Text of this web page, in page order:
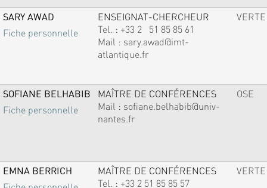
SARY AWAD
Fiche personnelle
ENSEIGNAT-CHERCHEUR
Tel. : +33 2 51 85 85 61
Mail : sary.awad@imt-
atlantique.fr
VERTE
SOFIANE BELHABIB
Fiche personnelle
MAÎTRE DE CONFÉRENCES
Mail : sofiane.belhabib@univ-
nantes.fr
OSE
EMNA BERRICH
MAÎTRE DE CONFÉRENCES
Tel. : +33 2 51 85 85 57
VERTE